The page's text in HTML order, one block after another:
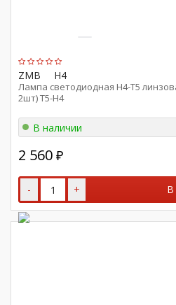
ZMB H4
Лампа светодиодная Н4-Т5
2шт) Т5-Н4
В наличии
2 560 ₽
- + В